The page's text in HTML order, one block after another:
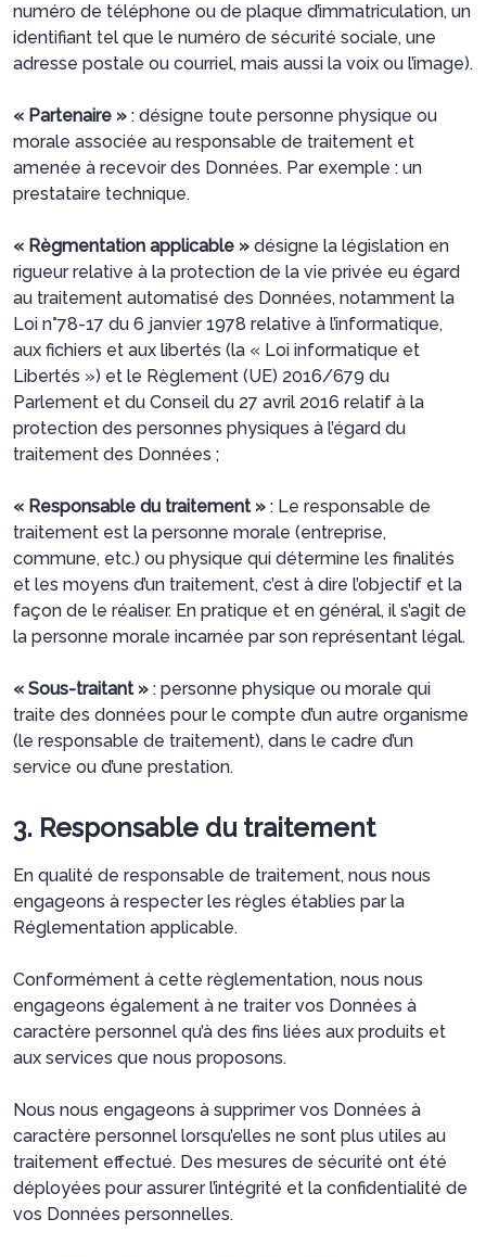
numéro de téléphone ou de plaque d’immatriculation, un
identifiant tel que le numéro de sécurité sociale, une
adresse postale ou courriel, mais aussi la voix ou l’image).
« Partenaire » : désigne toute personne physique ou
morale associée au responsable de traitement et
amenée à recevoir des Données. Par exemple : un
prestataire technique.
« Règmentation applicable » désigne la législation en
rigueur relative à la protection de la vie privée eu égard
au traitement automatisé des Données, notamment la
Loi n°78-17 du 6 janvier 1978 relative à l’informatique,
aux fichiers et aux libertés (la « Loi informatique et
Libertés ») et le Règlement (UE) 2016/679 du
Parlement et du Conseil du 27 avril 2016 relatif à la
protection des personnes physiques à l’égard du
traitement des Données ;
« Responsable du traitement » : Le responsable de
traitement est la personne morale (entreprise,
commune, etc.) ou physique qui détermine les finalités
et les moyens d’un traitement, c’est à dire l’objectif et la
façon de le réaliser. En pratique et en général, il s’agit de
la personne morale incarnée par son représentant légal.
« Sous-traitant » : personne physique ou morale qui
traite des données pour le compte d’un autre organisme
(le responsable de traitement), dans le cadre d’un
service ou d’une prestation.
3. Responsable du traitement
En qualité de responsable de traitement, nous nous
engageons à respecter les règles établies par la
Réglementation applicable.
Conformément à cette règlementation, nous nous
engageons également à ne traiter vos Données à
caractère personnel qu’à des fins liées aux produits et
aux services que nous proposons.
Nous nous engageons à supprimer vos Données à
caractère personnel lorsqu’elles ne sont plus utiles au
traitement effectué. Des mesures de sécurité ont été
déployées pour assurer l’intégrité et la confidentialité de
vos Données personnelles.